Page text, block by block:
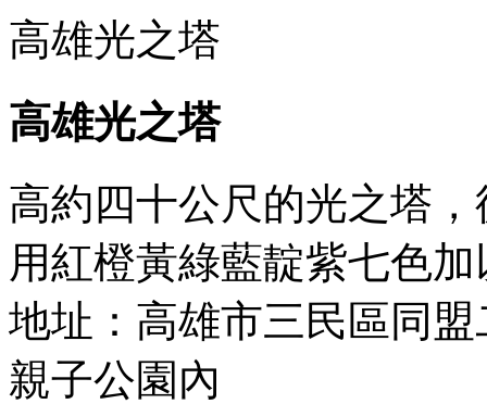
高雄光之塔
高雄光之塔
高約四十公尺的光之塔
用紅橙黃綠藍靛紫七色
地址：高雄市三民區同
親子公園內